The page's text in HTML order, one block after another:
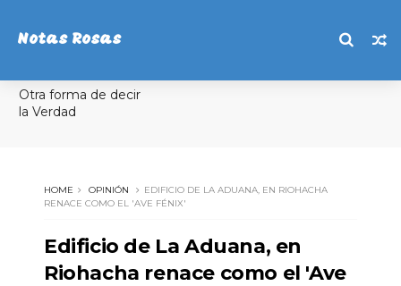
Notas Rosas
Otra forma de decir
la Verdad
HOME OPINIÓN
EDIFICIO DE LA ADUANA, EN RIOHACHA
RENACE COMO EL 'AVE FÉNIX'
Edificio de La Aduana, en
Riohacha renace como el 'Ave